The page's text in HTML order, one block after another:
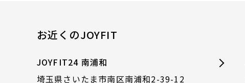
お近くのJOYFIT
JOYFIT24 南浦和
埼玉県さいたま市南区南浦和2-39-12